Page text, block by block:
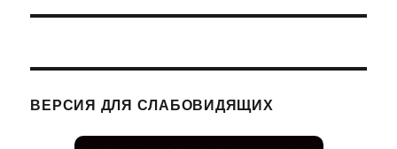
ВЕРСИЯ ДЛЯ СЛАБОВИДЯЩИХ